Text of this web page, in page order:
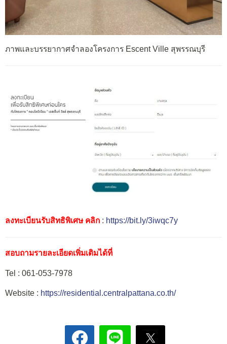
ภาพและบรรยากาศจำลองโครงการ Escent Ville สุพรรณบุรี
ลงทะเบียนรับสิทธิพิเศษ คลิก : https://bit.ly/3iwqc7y
สอบถามรายละเอียดเพิ่มเติมได้ที่
Tel : 061-053-7978
Website : https://residential.centralpattana.co.th/